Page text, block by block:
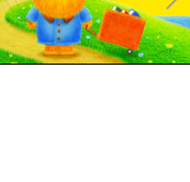
Ne
xt